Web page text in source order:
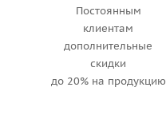
Постоянным
клиентам
дополнительные
скидки
до 20% на продукцию